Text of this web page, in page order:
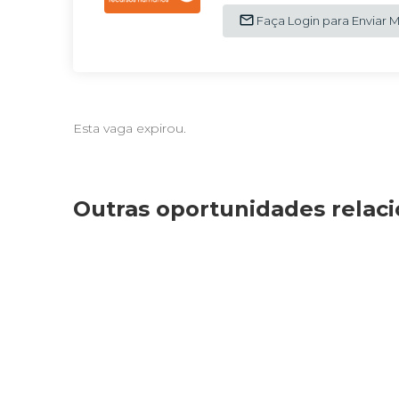
Faça Login para Enviar
Esta vaga expirou.
Outras oportunidades